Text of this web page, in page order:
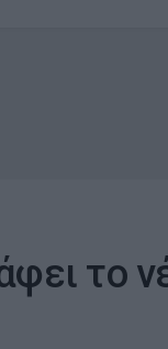
το